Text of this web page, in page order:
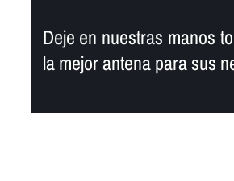
Deje en nuestras manos
la mejor antena para sus